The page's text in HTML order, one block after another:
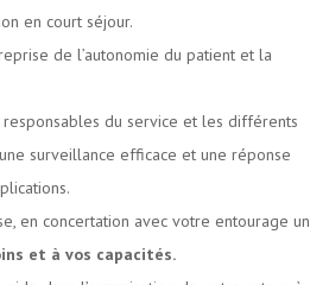
en court séjour.
de l’autonomie du patient et la
du service et les différents
surveillance efficace et une réponse
en concertation avec votre entourage un
et à vos capacités.